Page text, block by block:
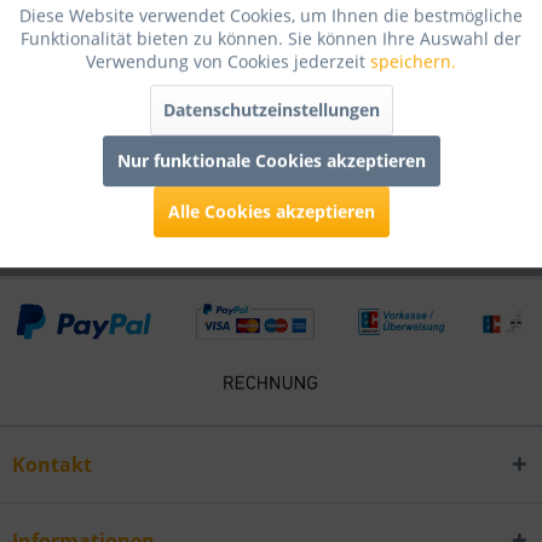
Bewertungen lesen, schreiben und diskutieren... mehr
Infos zum Hersteller
Folgende Infos zum Hersteller sind verfübar......mehr
Kunden kauften auch
Kontakt
Diese Website verwendet Cookies, um Ihnen die bestmögliche
Funktionalität bieten zu können. Sie können Ihre Auswahl der
Verwendung von Cookies jederzeit speichern.
Datenschutzeinstellungen
Nur funktionale Cookies akzeptieren
Alle Cookies akzeptieren